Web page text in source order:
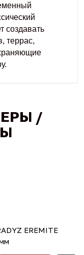
создавать
террас,
/
EREMITE